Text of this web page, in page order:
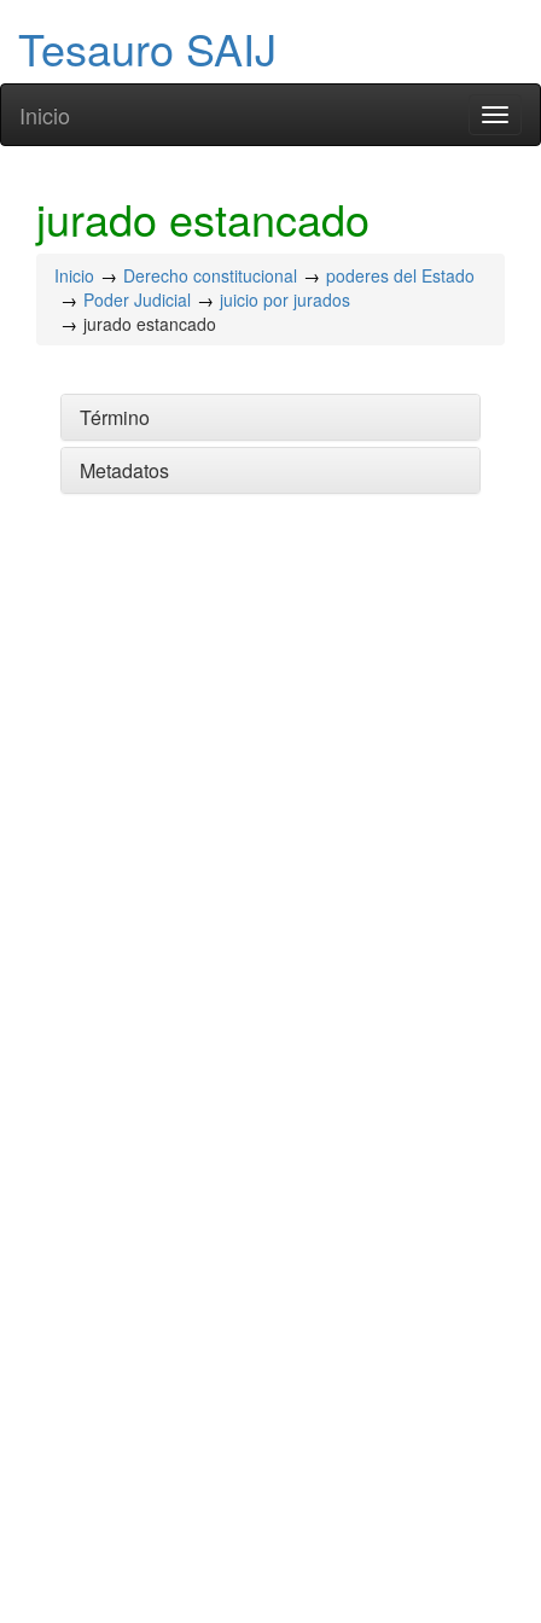
Tesauro SAIJ
Inicio
jurado estancado
Inicio Derecho constitucional
poderes del Estado
Poder Judicial
juicio por jurados
jurado estancado
Término
Metadatos